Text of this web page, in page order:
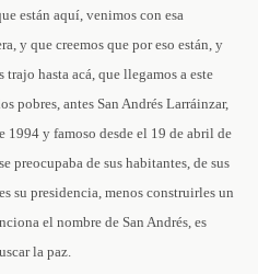
están aquí, venimos con esa
y que creemos que por eso están, y
trajo hasta acá, que llegamos a este
pobres, antes San Andrés Larráinzar,
1994 y famoso desde el 19 de abril de
preocupaba de sus habitantes, de sus
su presidencia, menos construirles un
el nombre de San Andrés, es
la paz.